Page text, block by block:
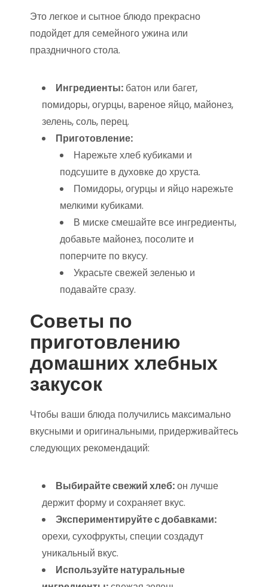
Это легкое и сытное блюдо прекрасно
подойдет для семейного ужина или
праздничного стола.
Ингредиенты: батон или багет,
помидоры, огурцы, вареное яйцо, майонез,
зелень, соль, перец.
Приготовление:
Нарежьте хлеб кубиками и
подсушите в духовке до хруста.
Помидоры, огурцы и яйцо нарежьте
мелкими кубиками.
В миске смешайте все ингредиенты,
добавьте майонез, посолите и
поперчите по вкусу.
Украсьте свежей зеленью и
подавайте сразу.
Советы по
приготовлению
домашних хлебных
закусок
Чтобы ваши блюда получились максимально
вкусными и оригинальными, придерживайтесь
следующих рекомендаций:
Выбирайте свежий хлеб:он лучше
держит форму и сохраняет вкус.
Экспериментируйте с добавками:
орехи, сухофрукты, специи создадут
уникальный вкус.
Используйте натуральные